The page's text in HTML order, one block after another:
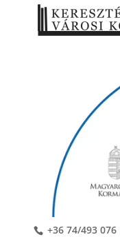
+36 74/493 076